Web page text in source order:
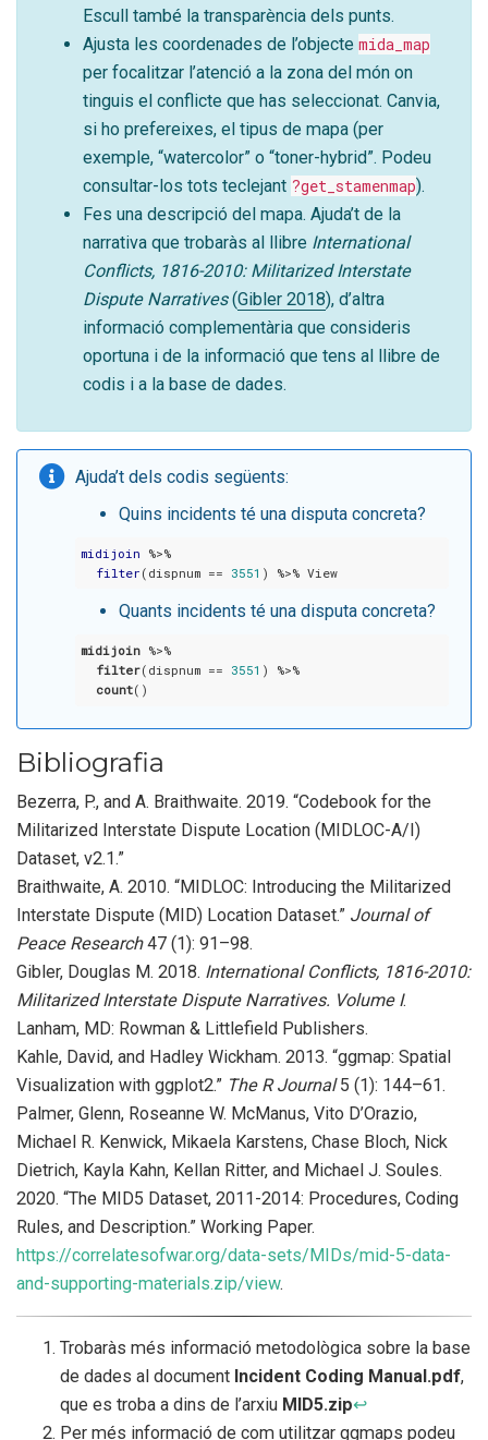
Escull també la transparència dels punts.
Ajusta les coordenades de l’objectemida_map
per focalitzar l’atenció a la zona del món on
tinguis el conflicte que has seleccionat. Canvia,
si ho prefereixes, el tipus de mapa (per
exemple, “watercolor” o “toner-hybrid”. Podeu
consultar-los tots teclejant ?get_stamenmap).
Fes una descripció del mapa. Ajuda’t de la
narrativa que trobaràs al llibre International
Conflicts, 1816-2010: Militarized Interstate
Dispute Narratives (Gibler 2018), d’altra
informació complementària que consideris
oportuna i de la informació que tens al llibre de
codis i a la base de dades.
Ajuda’t dels codis següents:
Quins incidents té una disputa concreta?
midijoin %>%
filter (dispnum == 3551 ) %>% View
Quants incidents té una disputa concreta?
midijoin %>%
filter(dispnum == 3551 ) %>%
count()
Bibliografia
Bezerra, P., and A. Braithwaite. 2019. “Codebook for the
Militarized Interstate Dispute Location (MIDLOC-A/I)
Dataset, v2.1.”
Braithwaite, A. 2010. “MIDLOC: Introducing the Militarized
Interstate Dispute (MID) Location Dataset.” Journal of
Peace Research47 (1): 91–98.
Gibler, Douglas M. 2018. International Conflicts, 1816-2010:
Militarized Interstate Dispute Narratives. Volume I.
Lanham, MD: Rowman & Littlefield Publishers.
Kahle, David, and Hadley Wickham. 2013. “ggmap: Spatial
Visualization with ggplot2.” The R Journal5 (1): 144–61.
Palmer, Glenn, Roseanne W. McManus, Vito D’Orazio,
Michael R. Kenwick, Mikaela Karstens, Chase Bloch, Nick
Dietrich, Kayla Kahn, Kellan Ritter, and Michael J. Soules.
2020. “The MID5 Dataset, 2011-2014: Procedures, Coding
Rules, and Description.” Working Paper.
https://correlatesofwar.org/data-sets/MIDs/mid-5-data-
and-supporting-materials.zip/view.
Trobaràs més informació metodològica sobre la base
de dades al document Incident Coding Manual.pdf,
que es troba a dins de l’arxiu MID5.zip↩︎
Per més informació de com utilitzar ggmaps podeu